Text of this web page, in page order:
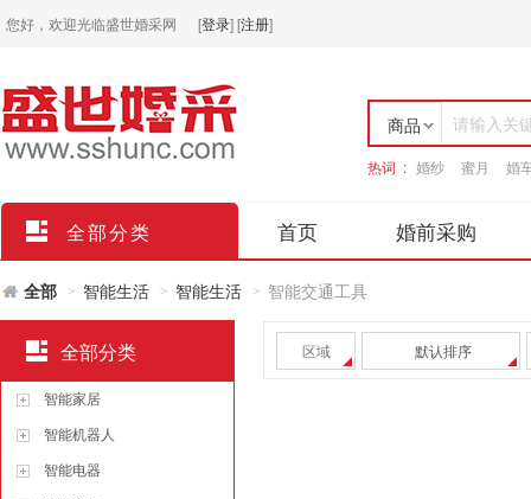
您好，欢迎光临盛世婚采网 [登录][注册]
商品
店铺
请输入关
热词 : 婚纱 蜜月 婚
全部分类 首页 婚前采购
全部 > 智能生活 > 智能生活 > 智能交通工具
区域 默认排序
全部分类
智能家居
智能机器人
智能电器